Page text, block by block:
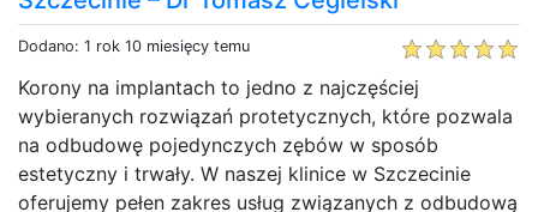
Dodano: 1 rok 10 miesięcy temu
Korony na implantach to jedno z najczęściej
wybieranych rozwiązań protetycznych, które pozwala
na odbudowę pojedynczych zębów w sposób
estetyczny i trwały. W naszej klinice w Szczecinie
oferujemy pełen zakres usług związanych z odbudową